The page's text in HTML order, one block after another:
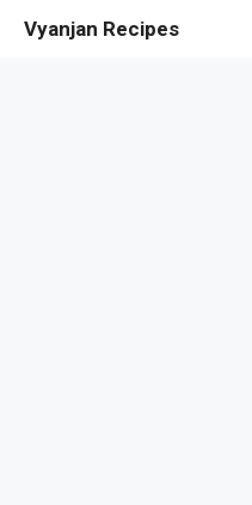
Vyanjan Recipes